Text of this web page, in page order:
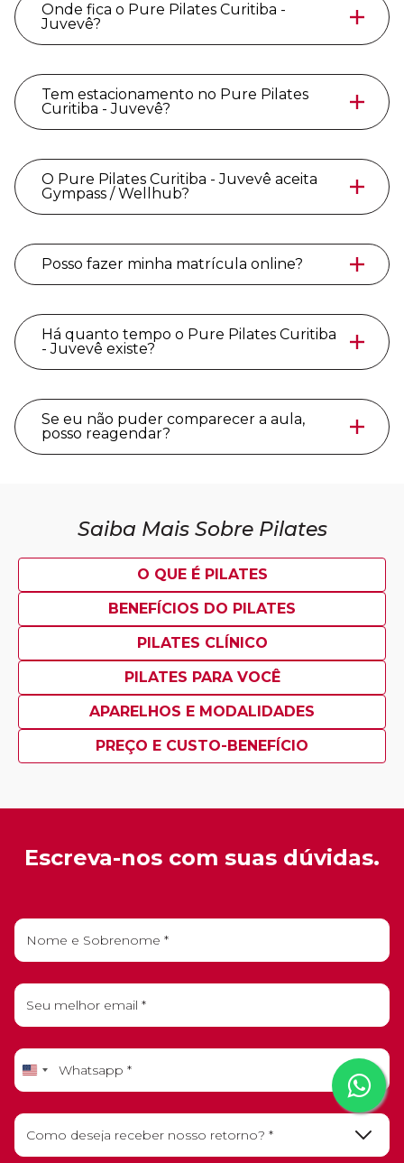
Onde fica o Pure Pilates Curitiba -
Juvevê?
Tem estacionamento no Pure Pilates
Curitiba - Juvevê?
O Pure Pilates Curitiba - Juvevê aceita
Gympass / Wellhub?
Posso fazer minha matrícula online?
Há quanto tempo o Pure Pilates Curitiba
- Juvevê existe?
Se eu não puder comparecer a aula,
posso reagendar?
Saiba Mais Sobre Pilates
O QUE É PILATES
BENEFÍCIOS DO PILATES
PILATES CLÍNICO
PILATES PARA VOCÊ
APARELHOS E MODALIDADES
PREÇO E CUSTO-BENEFÍCIO
Escreva-nos com suas dúvidas.
United